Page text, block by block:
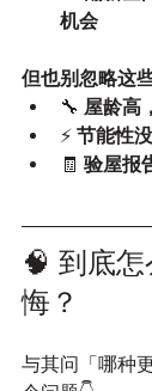
机会
但也别忽略这
🔧 屋龄高
⚡ 节能性
🧾 验屋报
🧠 到底
悔？
与其问「哪种